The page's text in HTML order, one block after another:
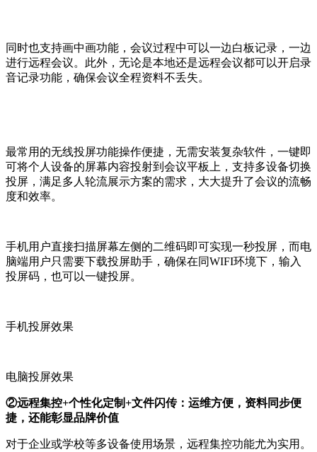
同时也支持画中画功能，会议过程中可以一边白板记录，一边
进行远程会议。此外，无论是本地还是远程会议都可以开启录
音记录功能，确保会议全程资料不丢失。
最常用的无线投屏功能操作便捷，无需安装复杂软件，一键即
可将个人设备的屏幕内容投射到会议平板上，支持多设备切换
投屏，满足多人轮流展示方案的需求，大大提升了会议的流畅
度和效率。
手机用户直接扫描屏幕左侧的二维码即可实现一秒投屏，而电
脑端用户只需要下载投屏助手，确保在同WIFI环境下，输入
投屏码，也可以一键投屏。
手机投屏效果
电脑投屏效果
②远程集控+个性化定制+文件闪传：运维方便，资料同步便
捷，还能彰显品牌价值
对于企业或学校等多设备使用场景，远程集控功能尤为实用。